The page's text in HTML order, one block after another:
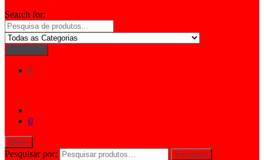
Search for:
0
0
Menu
Pesquisar por: Pesquisa